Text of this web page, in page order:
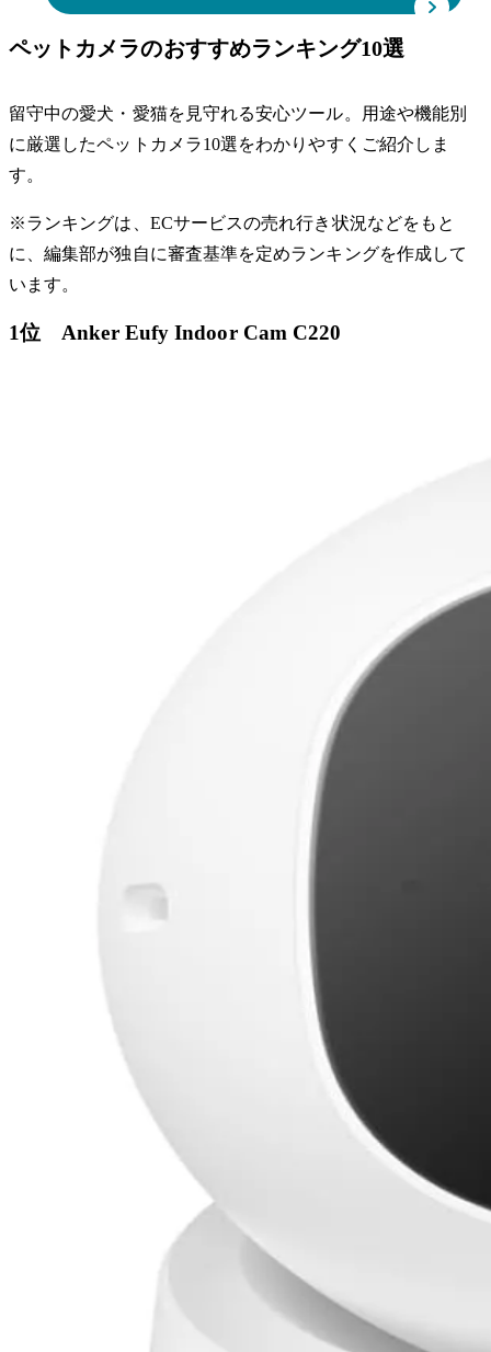
ペットカメラのおすすめランキング10選
留守中の愛犬・愛猫を見守れる安心ツール。用途や機能別
に厳選したペットカメラ10選をわかりやすくご紹介しま
す。
※ランキングは、ECサービスの売れ行き状況などをもと
に、編集部が独自に審査基準を定めランキングを作成して
います。
1位 Anker Eufy Indoor Cam C220